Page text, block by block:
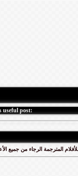
useful post:
المترجمة الرجاء من جميع